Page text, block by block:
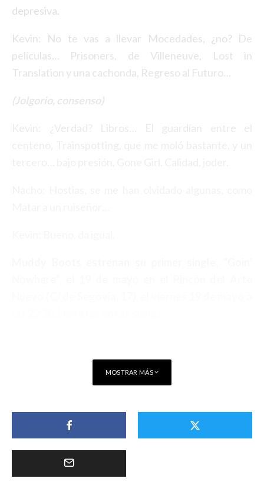
depresiva.
Kevin: No te vas a llevar Mocedades, ¿no? De
películas… Prisoners, de Villeneuve, Lost in
Translation y una cachonda, Regreso al Futuro…
(Jolgorio, consenso)
MOSTRAR MÁS